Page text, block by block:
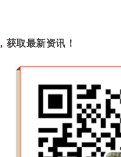
， 获取最新资讯！